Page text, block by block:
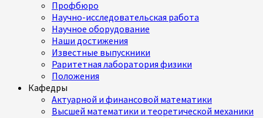
Профбюро
Научно-исследовательская работа
Научное оборудование
Наши достижения
Известные выпускники
Раритетная лаборатория физики
Положения
Кафедры
Актуарной и финансовой математики
Высшей математики и теоретической механики